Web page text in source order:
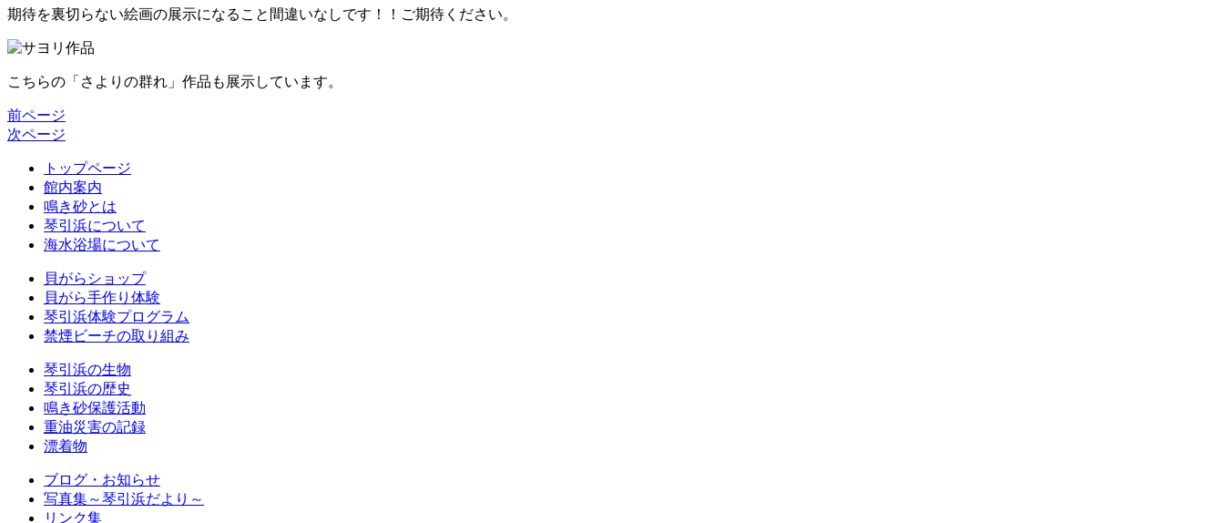
期待を裏切らない絵画の展示になること間違いなしです！！ご期待ください。
こちらの「さよりの群れ」作品も展示しています。
前ページ
次ページ
トップページ
館内案内
鳴き砂とは
琴引浜について
海水浴場について
貝がらショップ
貝がら手作り体験
琴引浜体験プログラム
禁煙ビーチの取り組み
琴引浜の生物
琴引浜の歴史
鳴き砂保護活動
重油災害の記録
漂着物
ブログ・お知らせ
写真集～琴引浜だより～
リンク集